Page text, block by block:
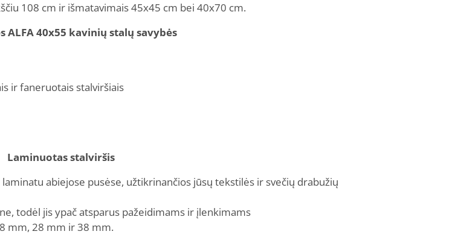
108 cm ir išmatavimais 45x45 cm bei 40x70 cm.
ALFA 40x55 kavinių stalų savybės
ir faneruotais stalviršiais
Laminuotas stalviršis
abiejose pusėse, užtikrinančios jūsų tekstilės ir svečių drabužių
todėl jis ypač atsparus pažeidimams ir įlenkimams
mm, 28 mm ir 38 mm.